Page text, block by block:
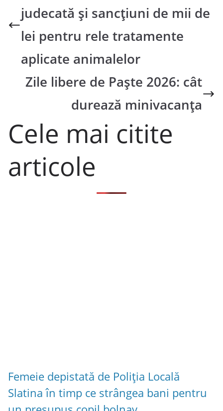
judecată și sancțiuni de mii de
lei pentru rele tratamente
aplicate animalelor
Zile libere de Paște 2026: cât
durează minivacanța
Cele mai citite
articole
Femeie depistată de Poliția Locală
Slatina în timp ce strângea bani pentru